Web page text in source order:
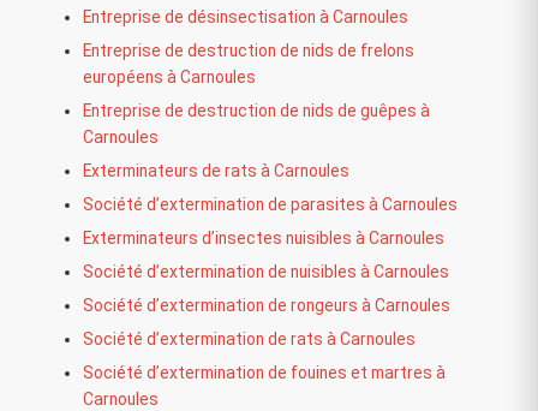
Entreprise de désinsectisation à Carnoules
Entreprise de destruction de nids de frelons
européens à Carnoules
Entreprise de destruction de nids de guêpes à
Carnoules
Exterminateurs de rats à Carnoules
Société d’extermination de parasites à Carnoules
Exterminateurs d’insectes nuisibles à Carnoules
Société d’extermination de nuisibles à Carnoules
Société d’extermination de rongeurs à Carnoules
Société d’extermination de rats à Carnoules
Société d’extermination de fouines et martres à
Carnoules